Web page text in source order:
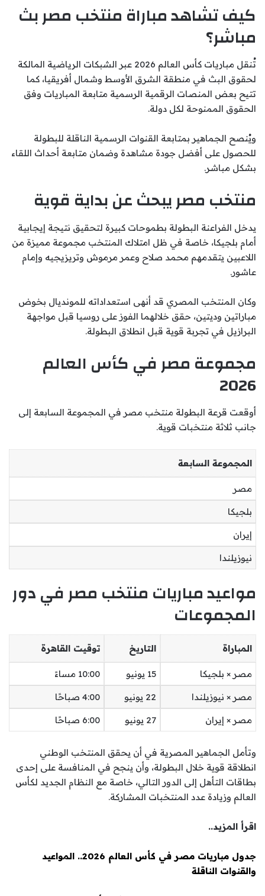
كيف تشاهد مباراة منتخب مصر بث
مباشر؟
تُنقل مباريات كأس العالم 2026 عبر الشبكات الرياضية المالكة
لحقوق البث في منطقة الشرق الأوسط وشمال أفريقيا، كما
تتيح بعض المنصات الرقمية الرسمية متابعة المباريات وفق
الحقوق الممنوحة لكل دولة.
ويُنصح الجماهير بمتابعة القنوات الرسمية الناقلة للبطولة
للحصول على أفضل جودة مشاهدة وضمان متابعة أحداث اللقاء
بشكل مباشر.
منتخب مصر يبحث عن بداية قوية
يدخل الفراعنة البطولة بطموحات كبيرة لتحقيق نتيجة إيجابية
أمام بلجيكا، خاصة في ظل امتلاك المنتخب مجموعة مميزة من
اللاعبين يتقدمهم محمد صلاح وعمر مرموش وتريزيجيه وإمام
عاشور.
وكان المنتخب المصري قد أنهى استعداداته للمونديال بخوض
مباراتين وديتين، حقق خلالهما الفوز على روسيا قبل مواجهة
البرازيل في تجربة قوية قبل انطلاق البطولة.
مجموعة مصر في كأس العالم
2026
أوقعت قرعة البطولة منتخب مصر في المجموعة السابعة إلى
جانب ثلاثة منتخبات قوية.
المجموعة السابعة
مصر
بلجيكا
إيران
نيوزيلندا
مواعيد مباريات منتخب مصر في دور
المجموعات
المباراة التاريخ توقيت القاهرة
مصر × بلجيكا 15 يونيو 10:00 مساءً
مصر × نيوزيلندا 22 يونيو 4:00 صباحًا
مصر × إيران 27 يونيو 6:00 صباحًا
وتأمل الجماهير المصرية في أن يحقق المنتخب الوطني
انطلاقة قوية خلال البطولة، وأن ينجح في المنافسة على إحدى
بطاقات التأهل إلى الدور التالي، خاصة مع النظام الجديد لكأس
العالم وزيادة عدد المنتخبات المشاركة.
اقرأ المزيد..
جدول مباريات مصر في كأس العالم 2026.. المواعيد
والقنوات الناقلة